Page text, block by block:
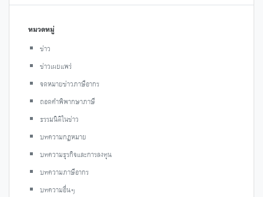
หมวดหมู่
ข่าว
ข่าวเผยแพร่
จดหมายข่าวภาษีอากร
ถอดคำพิพากษาภาษี
ธรรมนิติในข่าว
บทความกฎหมาย
บทความธุรกิจและการลงทุน
บทความภาษีอากร
บทความอื่นๆ